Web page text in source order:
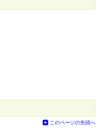
このページの先頭へ